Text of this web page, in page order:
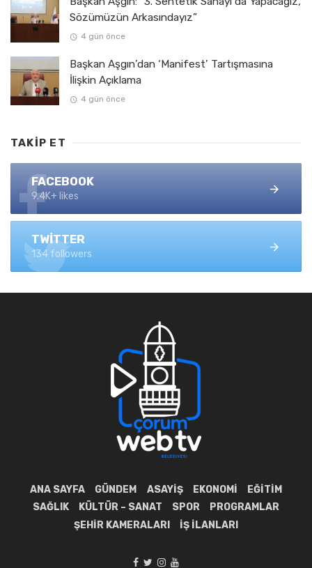
Sözümüzün Arkasındayız”
4 gün önce
Başkan Aşgın’dan ‘Manifest’ Tartışmasına
İlişkin Açıklama
4 gün önce
TAKIP ET
FACEBOOK
9.4K+ likes
TWITTER
134 followers
ANA SAYFA GÜNDEM ASAYIŞ EKONOMI
EĞITIM
SAĞLIK
KÜLTÜR – SANAT SPOR
PROGRAMLAR
ŞEHIR KAMERALARI
İŞ İLANLARI